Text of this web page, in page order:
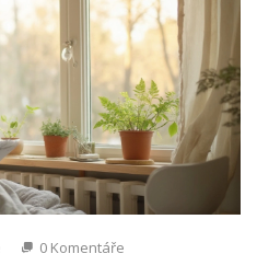
0 Komentáře